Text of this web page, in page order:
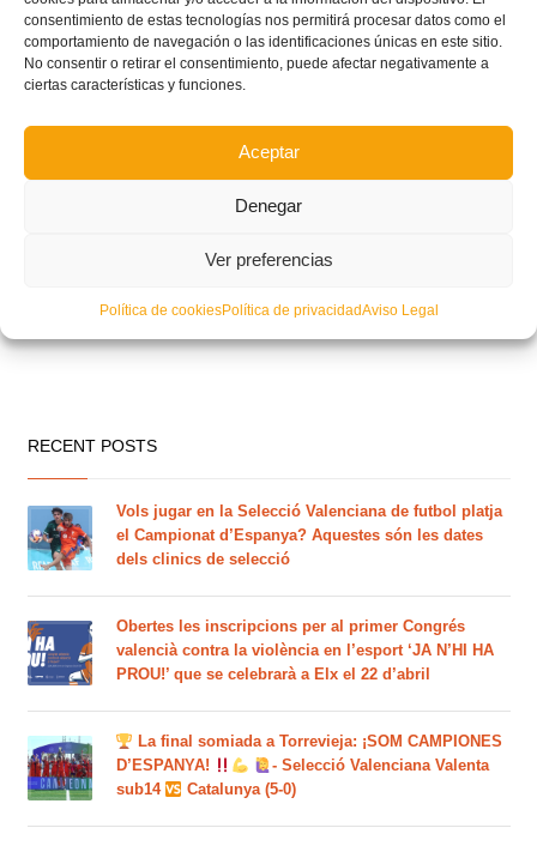
consentimiento de estas tecnologías nos permitirá procesar datos como el
comportamiento de navegación o las identificaciones únicas en este sitio.
No consentir o retirar el consentimiento, puede afectar negativamente a
ciertas características y funciones.
Aceptar
Denegar
Ver preferencias
Política de cookiesPolítica de privacidadAviso Legal
RECENT POSTS
Vols jugar en la Selecció Valenciana de futbol platja
el Campionat d’Espanya? Aquestes són les dates
dels clinics de selecció
Obertes les inscripcions per al primer Congrés
valencià contra la violència en l’esport ‘JA N’HI HA
PROU!’ que se celebrarà a Elx el 22 d’abril
La final somiada a Torrevieja: ¡SOM CAMPIONES
D’ESPANYA!
- Selecció Valenciana Valenta
sub14
Catalunya (5-0)